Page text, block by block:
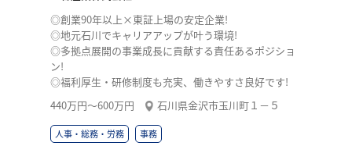
◎創業90年以上×東証上場の安定企業!
◎地元石川でキャリアアップが叶う環境!
◎多拠点展開の事業成長に貢献する責任あるポジショ
ン!
◎福利厚生・研修制度も充実、働きやすさ良好です!
440万円〜600万円
石川県金沢市玉川町１－５
人事・総務・労務 事務